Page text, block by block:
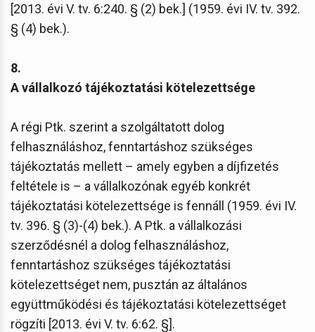
[2013. évi V. tv. 6:240. § (2) bek.] (1959. évi IV. tv. 392.
§ (4) bek.).
8.
A vállalkozó tájékoztatási kötelezettsége
A régi Ptk. szerint a szolgáltatott dolog
felhasználáshoz, fenntartáshoz szükséges
tájékoztatás mellett – amely egyben a díjfizetés
feltétele is – a vállalkozónak egyéb konkrét
tájékoztatási kötelezettsége is fennáll (1959. évi IV.
tv. 396. § (3)-(4) bek.). A Ptk. a vállalkozási
szerződésnél a dolog felhasználáshoz,
fenntartáshoz szükséges tájékoztatási
kötelezettséget nem, pusztán az általános
együttműködési és tájékoztatási kötelezettséget
rögzíti [2013. évi V. tv. 6:62. §].